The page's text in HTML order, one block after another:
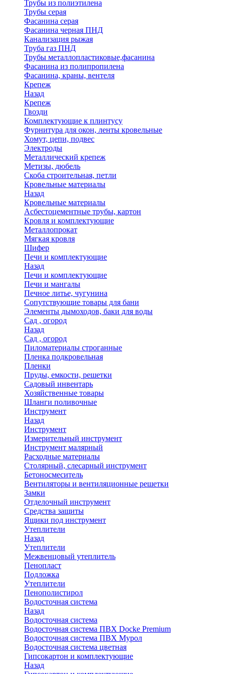
Трубы из полиэтилена
Трубы серая
Фасанина серая
Фасанина черная ПНД
Канализация рыжая
Труба газ ПНД
Трубы металлопластиковые,фасанина
Фасанина из полипропилена
Фасанина, краны, вентеля
Крепеж
Назад
Крепеж
Гвозди
Комплектующие к плинтусу
Фурнитура для окон, ленты кровельные
Хомут, цепи, подвес
Электроды
Металлический крепеж
Метизы, дюбель
Скоба строительная, петли
Кровельные материалы
Назад
Кровельные материалы
Асбестоцементные трубы, картон
Кровля и комплектующие
Металлопрокат
Мягкая кровля
Шифер
Печи и комплектующие
Назад
Печи и комплектующие
Печи и мангалы
Печное литье, чугунина
Сопутствующие товары для бани
Элементы дымоходов, баки для воды
Сад , огород
Назад
Сад , огород
Пиломатериалы строганные
Пленка подкровельная
Пленки
Пруды, емкости, решетки
Садовый инвентарь
Хозяйственные товары
Шланги поливочные
Инструмент
Назад
Инструмент
Измерительный инструмент
Инструмент малярный
Расходные материалы
Столярный, слесарный инструмент
Бетоносмеситель
Вентиляторы и вентиляционные решетки
Замки
Отделочный инструмент
Средства защиты
Ящики под инструмент
Утеплители
Назад
Утеплители
Межвенцовый утеплитель
Пенопласт
Подложка
Утеплители
Пенополистирол
Водосточная система
Назад
Водосточная система
Водосточная система ПВХ Docke Premium
Водосточная система ПВХ Мурол
Водосточная система цветная
Гипсокартон и комплектующие
Назад